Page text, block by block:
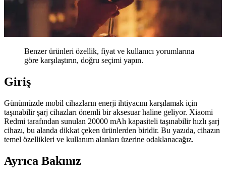
Benzer ürünleri özellik, fiyat ve kullanıcı yorumlarına
göre karşılaştırın, doğru seçimi yapın.
Giriş
Günümüzde mobil cihazların enerji ihtiyacını karşılamak için
taşınabilir şarj cihazları önemli bir aksesuar haline geliyor. Xiaomi
Redmi tarafından sunulan 20000 mAh kapasiteli taşınabilir hızlı şarj
cihazı, bu alanda dikkat çeken ürünlerden biridir. Bu yazıda, cihazın
temel özellikleri ve kullanım alanları üzerine odaklanacağız.
Ayrıca Bakınız